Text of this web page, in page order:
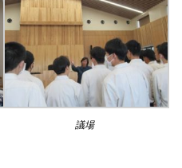
議場